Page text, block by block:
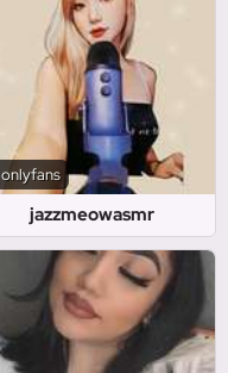
jazzmeowasmr
onlyfans